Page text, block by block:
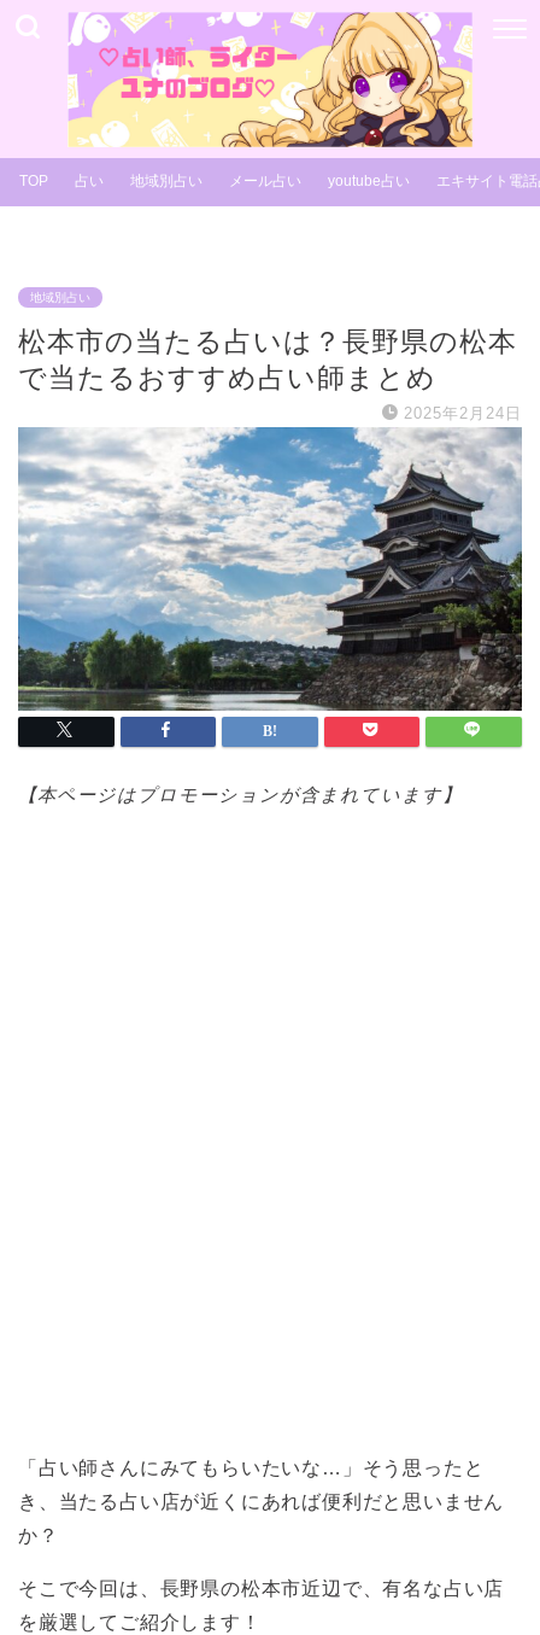
TOP 占い 地域別占い メール占い youtube占い エキサイト電
地域別占い
松本市の当たる占いは？長野県の松本
で当たるおすすめ占い師まとめ
2025年2月24日
【本ページはプロモーションが含まれています】
「占い師さんにみてもらいたいな…」そう思ったと
き、当たる占い店が近くにあれば便利だと思いません
か？
そこで今回は、長野県の松本市近辺で、有名な占い店
を厳選してご紹介します！